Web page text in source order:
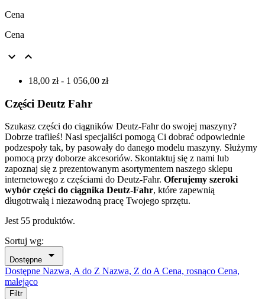
Cena
Cena
 
18,00 zł - 1 056,00 zł
Części Deutz Fahr
Szukasz części do ciągników Deutz-Fahr do swojej maszyny?
Dobrze trafiłeś! Nasi specjaliści pomogą Ci dobrać odpowiednie
podzespoły tak, by pasowały do danego modelu maszyny. Służymy
pomocą przy doborze akcesoriów. Skontaktuj się z nami lub
zapoznaj się z prezentowanym asortymentem naszego sklepu
internetowego z częściami do Deutz-Fahr. Oferujemy szeroki
wybór części do ciągnika Deutz-Fahr, które zapewnią
długotrwałą i niezawodną pracę Twojego sprzętu.
Jest 55 produktów.
Sortuj wg:
Dostępne 
Dostępne Nazwa, A do Z Nazwa, Z do ACena, rosnąco Cena,
malejąco
Filtr